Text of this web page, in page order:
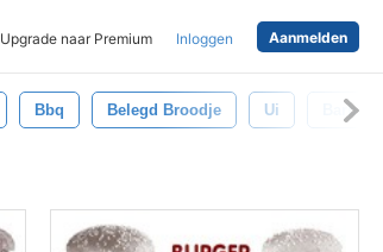
Upgrade naar Premium Inloggen Aanmelden
Bbq Belegd Broodje Ui